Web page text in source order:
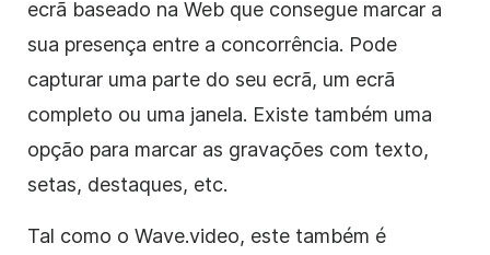
ecrã baseado na Web que consegue marcar a
sua presença entre a concorrência. Pode
capturar uma parte do seu ecrã, um ecrã
completo ou uma janela. Existe também uma
opção para marcar as gravações com texto,
setas, destaques, etc.
Tal como o Wave.video, este também é